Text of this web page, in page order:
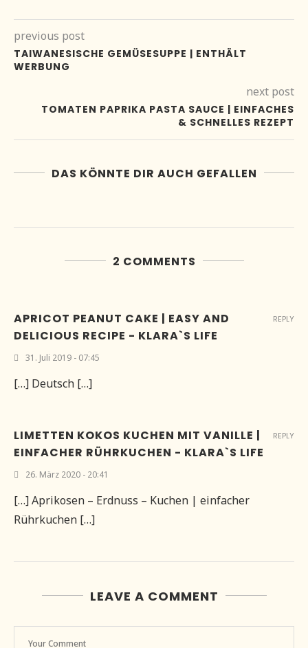
previous post
TAIWANESISCHE GEMÜSESUPPE | ENTHÄLT
WERBUNG
next post
TOMATEN PAPRIKA PASTA SAUCE | EINFACHES
& SCHNELLES REZEPT
DAS KÖNNTE DIR AUCH GEFALLEN
2 COMMENTS
APRICOT PEANUT CAKE | EASY AND
DELICIOUS RECIPE - KLARA`S LIFE
31. Juli 2019 - 07:45
[…] Deutsch […]
REPLY
LIMETTEN KOKOS KUCHEN MIT VANILLE |
EINFACHER RÜHRKUCHEN - KLARA`S LIFE
26. März 2020 - 20:41
[…] Aprikosen – Erdnuss – Kuchen | einfacher
Rührkuchen […]
REPLY
LEAVE A COMMENT